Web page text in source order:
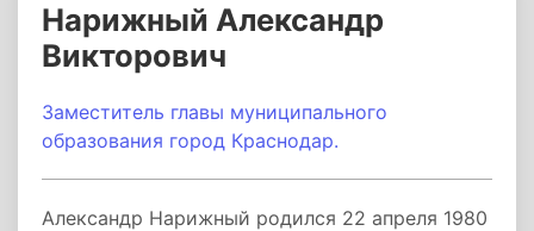
Нарижный Александр
Викторович
Заместитель главы муниципального
образования город Краснодар.
Александр Нарижный родился 22 апреля 1980